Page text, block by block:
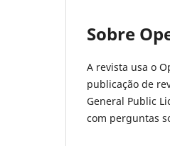
Sobre
A revista usa o
publicação de
General Public
com perguntas